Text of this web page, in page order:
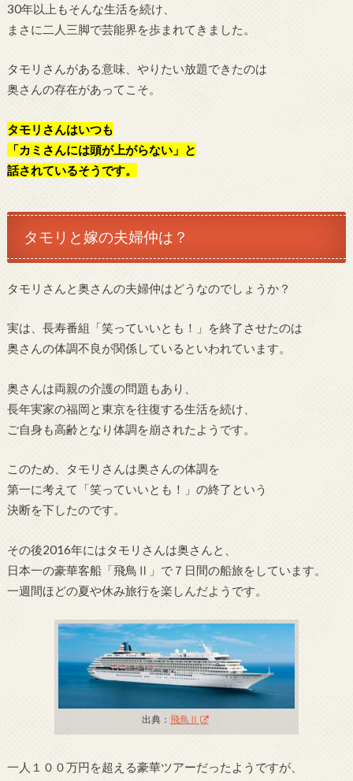
30年以上もそんな生活を続け、
まさに二人三脚で芸能界を歩まれてきました。
タモリさんがある意味、やりたい放題できたのは
奥さんの存在があってこそ。
タモリさんはいつも
「カミさんには頭が上がらない」と
話されているそうです。
タモリと嫁の夫婦仲は？
タモリさんと奥さんの夫婦仲はどうなのでしょうか？
実は、長寿番組「笑っていいとも！」を終了させたのは
奥さんの体調不良が関係しているといわれています。
奥さんは両親の介護の問題もあり、
長年実家の福岡と東京を往復する生活を続け、
ご自身も高齢となり体調を崩されたようです。
このため、タモリさんは奥さんの体調を
第一に考えて「笑っていいとも！」の終了という
決断を下したのです。
その後2016年にはタモリさんは奥さんと、
日本一の豪華客船「飛鳥Ⅱ」で７日間の船旅をしています。
一週間ほどの夏や休み旅行を楽しんだようです。
出典：飛鳥Ⅱ
一人１００万円を超える豪華ツアーだったようですが、